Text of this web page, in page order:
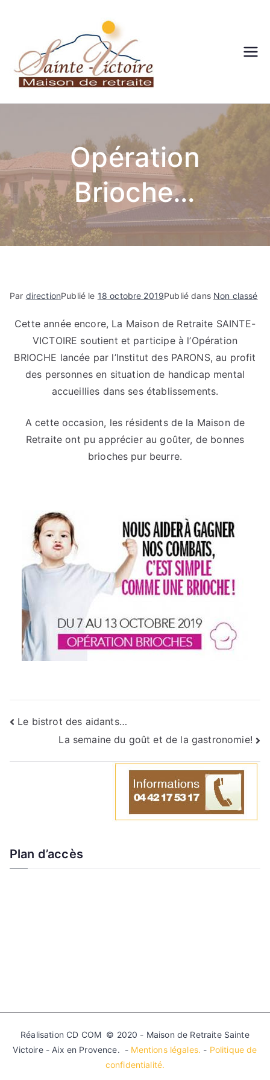
Maison
de
retraite
– Sainte
victoire
– Aix en
Provenc
e
Opération
Brioche…
Par directionPublié le 18 octobre 2019Publié dans Non classé
Cette année encore, La Maison de Retraite SAINTE-
VICTOIRE soutient et participe à l’Opération
BRIOCHE lancée par l’Institut des PARONS, au profit
des personnes en situation de handicap mental
accueillies dans ses établissements.
A cette occasion, les résidents de la Maison de
Retraite ont pu apprécier au goûter, de bonnes
brioches pur beurre.
Le bistrot des aidants…
La semaine du goût et de la gastronomie!
Plan d’accès
Réalisation CD COM © 2020 - Maison de Retraite Sainte
Victoire - Aix en Provence. - Mentions légales. - Politique de
confidentialité.